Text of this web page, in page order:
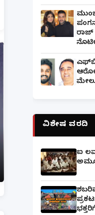
ಪತ್ನಿಗೆ ಕೈಕೊಟ್ಟ
ರಾಜ್
ಎಫ್‌ಬಿ
ವಿಶೇಷ ವರದಿ
ಐ